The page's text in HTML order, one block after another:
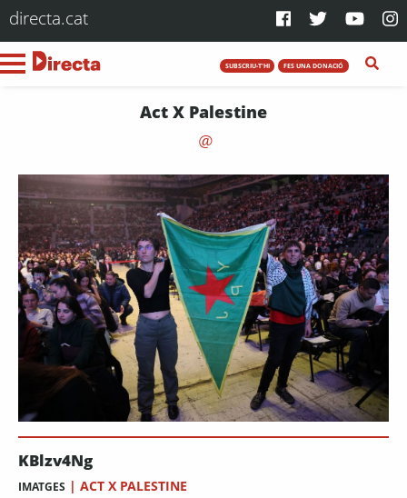
directa.cat
SUBSCRIU-T'HI FES UNA DONACIÓ
Act X Palestine
KBlzv4Ng
IMATGES | ACT X PALESTINE